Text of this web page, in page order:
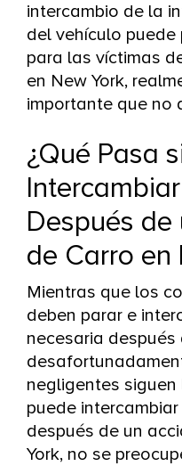
intercambio de la
del vehículo puede
para las víctimas
en New York,
importante que no
¿Qué Pasa
Después
de Carro en
Mientras que los
deben parar e
necesaria
negligentes
puede
después de un
York, no se